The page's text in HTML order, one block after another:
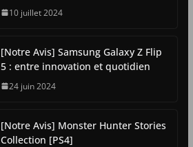
10 juillet 2024
[Notre Avis] Samsung Galaxy Z Flip
5 : entre innovation et quotidien
24 juin 2024
[Notre Avis] Monster Hunter Stories
Collection [PS4]